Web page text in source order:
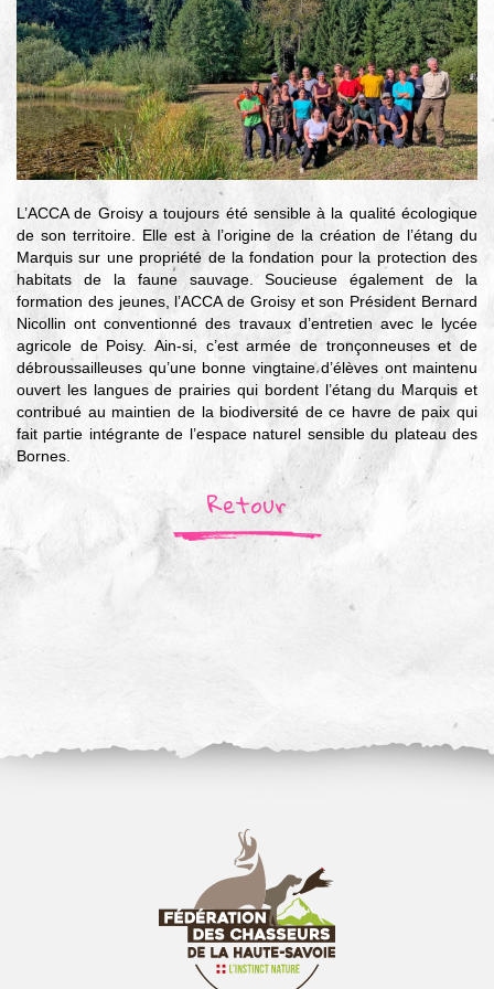
▼
Agir
pour l’environnement
▼
Je veux devenir chasseur
▼
▼
Je valide mon permis
L’ACCA de Groisy a toujours été sensible à la qualité écologique
de son territoire. Elle est à l’origine de la création de l’étang du
Marquis sur une propriété de la fondation pour la protection des
habitats de la faune sauvage. Soucieuse également de la
formation des jeunes, l’ACCA de Groisy et son Président Bernard
Nicollin ont conventionné des travaux d’entretien avec le lycée
agricole de Poisy. Ain-si, c’est armée de tronçonneuses et de
débroussailleuses qu’une bonne vingtaine d’élèves ont maintenu
ouvert les langues de prairies qui bordent l’étang du Marquis et
contribué au maintien de la biodiversité de ce havre de paix qui
fait partie intégrante de l’espace naturel sensible du plateau des
Bornes.
Retour